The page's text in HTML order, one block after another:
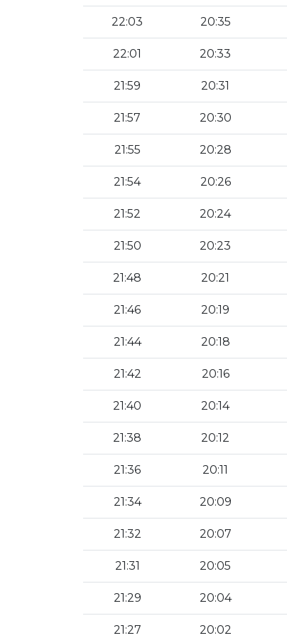
20:35
22:03
20:33
22:01
20:31
21:59
20:30
21:57
20:28
21:55
20:26
21:54
20:24
21:52
20:23
21:50
20:21
21:48
20:19
21:46
20:18
21:44
20:16
21:42
20:14
21:40
20:12
21:38
20:11
21:36
20:09
21:34
20:07
21:32
20:05
21:31
20:04
21:29
20:02
21:27